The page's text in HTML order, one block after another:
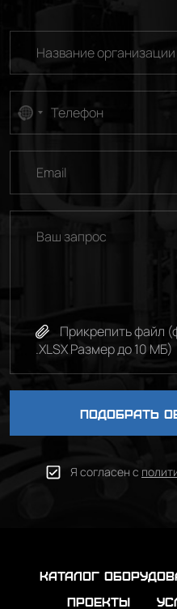
No
Прикрепить файл
.XLSX Размер до 10 МБ)
ПОДОБРАТЬ
Я согласен с
каталог
проекты